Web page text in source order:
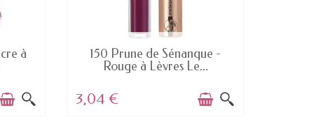
à
EN STOCK
150 Prune de Sénanque -
Rouge à Lèvres Le...
3,04 €